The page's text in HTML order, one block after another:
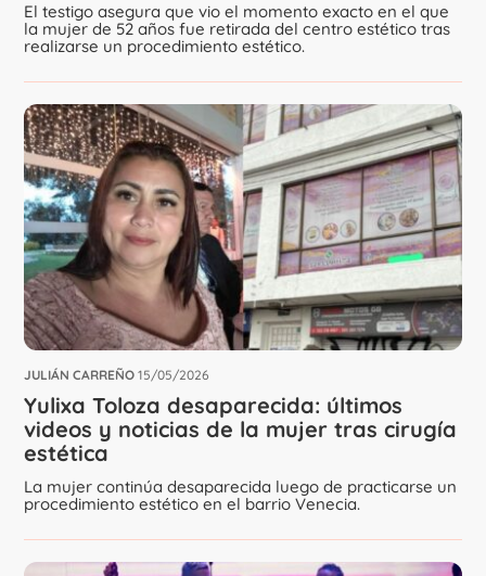
El testigo asegura que vio el momento exacto en el que
la mujer de 52 años fue retirada del centro estético tras
realizarse un procedimiento estético.
JULIÁN CARREÑO 15/05/2026
Yulixa Toloza desaparecida: últimos
videos y noticias de la mujer tras cirugía
estética
La mujer continúa desaparecida luego de practicarse un
procedimiento estético en el barrio Venecia.